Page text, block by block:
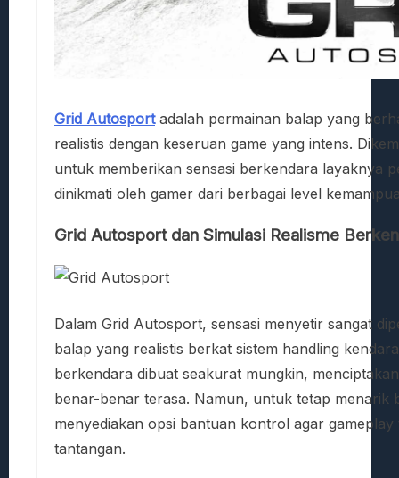
Grid Autosportadalah permainan balap yang
realistis dengan keseruan game yang intens.
untuk memberikan sensasi berkendara layaknya
dinikmati oleh gamer dari berbagai level
Grid Autosport dan Simulasi Realisme
Dalam Grid Autosport, sensasi menyetir sangat
balap yang realistis berkat sistem handling
berkendara dibuat seakurat mungkin,
benar-benar terasa. Namun, untuk tetap menarik
menyediakan opsi bantuan kontrol agar
tantangan.